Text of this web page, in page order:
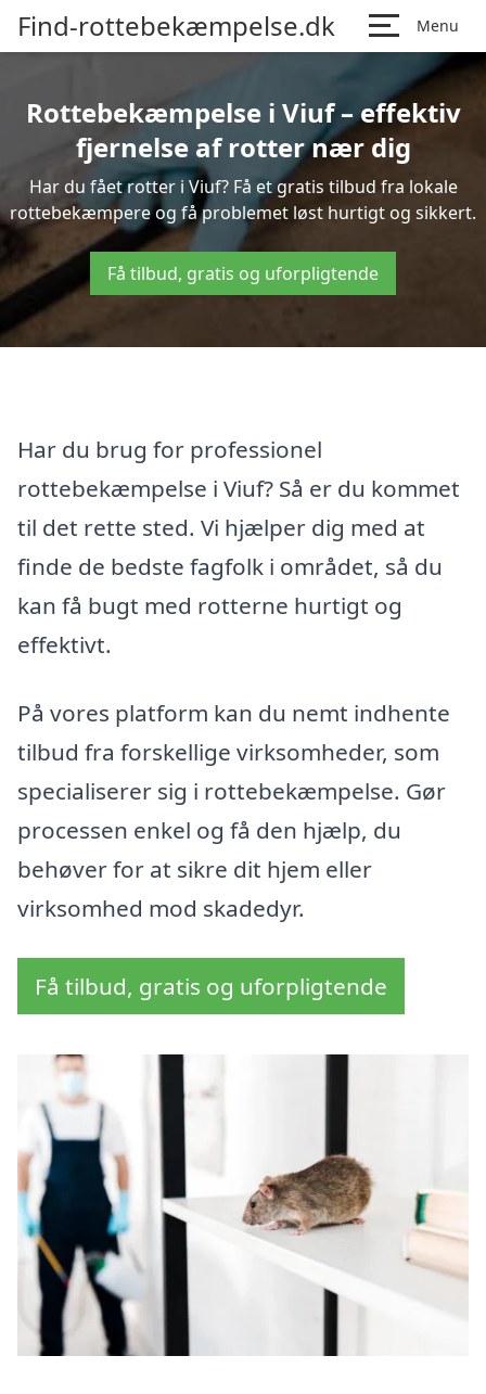
Find-rottebekæmpelse.dk Menu
Rottebekæmpelse i Viuf – effektiv
fjernelse af rotter nær dig
Har du fået rotter i Viuf? Få et gratis tilbud fra lokale
rottebekæmpere og få problemet løst hurtigt og sikkert.
Få tilbud, gratis og uforpligtende
Har du brug for professionel
rottebekæmpelse i Viuf? Så er du kommet
til det rette sted. Vi hjælper dig med at
finde de bedste fagfolk i området, så du
kan få bugt med rotterne hurtigt og
effektivt.
På vores platform kan du nemt indhente
tilbud fra forskellige virksomheder, som
specialiserer sig i rottebekæmpelse. Gør
processen enkel og få den hjælp, du
behøver for at sikre dit hjem eller
virksomhed mod skadedyr.
Få tilbud, gratis og uforpligtende